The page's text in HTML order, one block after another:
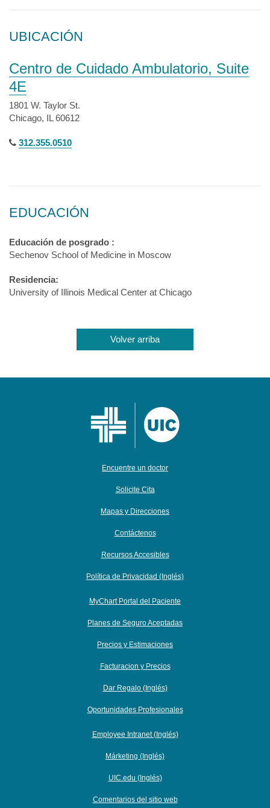
UBICACIÓN
Centro de Cuidado Ambulatorio, Suite
4E
1801 W. Taylor St.
Chicago, IL 60612
312.355.0510
EDUCACIÓN
Educación de posgrado :
Sechenov School of Medicine in Moscow
Residencia:
University of Illinois Medical Center at Chicago
Volver arriba
Encuentre un doctor
Solicite Cita
Mapas y Direcciones
Contáctenos
Recursos Accesibles
Política de Privacidad (Inglés)
MyChart Portal del Paciente
Planes de Seguro Aceptadas
Precios y Estimaciones
Facturacion y Precios
Dar Regalo (Inglés)
Oportunidades Profesionales
Employee Intranet (Inglés)
Márketing (Inglés)
UIC.edu (Inglés)
Comentarios del sitio web